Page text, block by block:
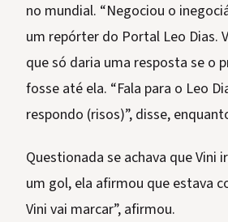
no mundial. “Negociou o
um repórter do Portal Leo Dias.
que só daria uma resposta se o
fosse até ela. “Fala para o Leo
respondo (risos)”, disse,
Questionada se achava que Vini
um gol, ela afirmou que estava
Vini vai marcar”, afirmou.